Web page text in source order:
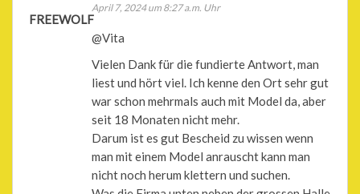
FREEWOLF
April 7, 2024 um 8:27 a.m. Uhr
@Vita
Vielen Dank für die fundierte Antwort, man
liest und hört viel. Ich kenne den Ort sehr gut
war schon mehrmals auch mit Model da, aber
seit 18 Monaten nicht mehr.
Darum ist es gut Bescheid zu wissen wenn
man mit einem Model anrauscht kann man
nicht noch herum klettern und suchen.